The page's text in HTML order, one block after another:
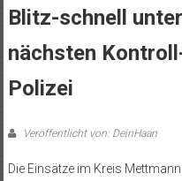
Blitz-schnell
nächsten
Polizei
Veröffentlicht von: DeinHaan
Die Einsätze im Kreis Mettmann